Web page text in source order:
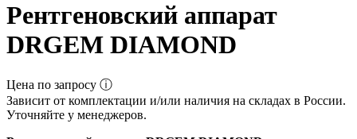
Рентгеновский аппарат
DRGEM DIAMOND
Цена по запросу ⓘ
Зависит от комплектации и/или наличия на складах в России.
Уточняйте у менеджеров.